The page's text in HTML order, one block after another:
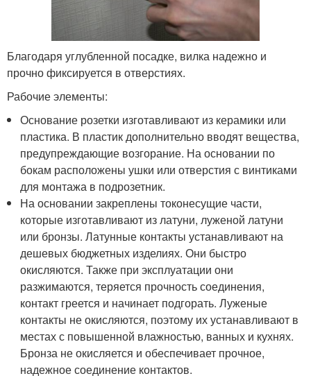
Благодаря углубленной посадке, вилка надежно и
прочно фиксируется в отверстиях.
Рабочие элементы:
Основание розетки изготавливают из керамики или
пластика. В пластик дополнительно вводят вещества,
предупреждающие возгорание. На основании по
бокам расположены ушки или отверстия с винтиками
для монтажа в подрозетник.
На основании закреплены токонесущие части,
которые изготавливают из латуни, луженой латуни
или бронзы. Латунные контакты устанавливают на
дешевых бюджетных изделиях. Они быстро
окисляются. Также при эксплуатации они
разжимаются, теряется прочность соединения,
контакт греется и начинает подгорать. Луженые
контакты не окисляются, поэтому их устанавливают в
местах с повышенной влажностью, ванных и кухнях.
Бронза не окисляется и обеспечивает прочное,
надежное соединение контактов.